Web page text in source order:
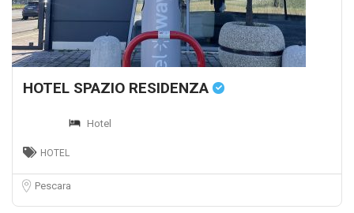
HOTEL SPAZIO RESIDENZA
Hotel
HOTEL
Pescara